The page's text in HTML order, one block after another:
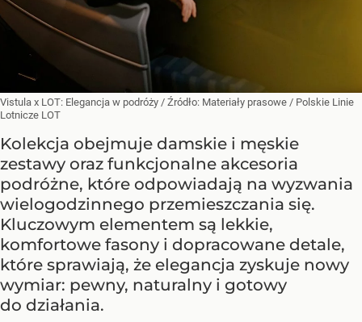
Vistula x LOT: Elegancja w podróży / Źródło: Materiały prasowe / Polskie Linie
Lotnicze LOT
Kolekcja obejmuje damskie i męskie
zestawy oraz funkcjonalne akcesoria
podróżne, które odpowiadają na wyzwania
wielogodzinnego przemieszczania się.
Kluczowym elementem są lekkie,
komfortowe fasony i dopracowane detale,
które sprawiają, że elegancja zyskuje nowy
wymiar: pewny, naturalny i gotowy
do działania.